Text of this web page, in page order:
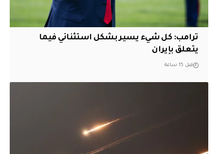
ترامب: كل شيء يسير بشكل استثنائي فيما
يتعلق بإيران
قبل 15 ساعة